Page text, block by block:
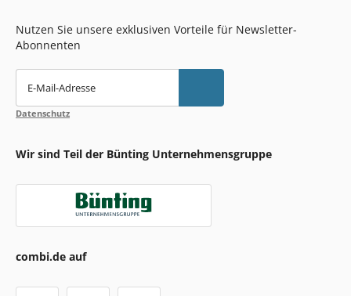
Nutzen Sie unsere exklusiven Vorteile für Newsletter-
Abonnenten
E-Mail-Adresse
Datenschutz
Wir sind Teil der Bünting Unternehmensgruppe
combi.de auf